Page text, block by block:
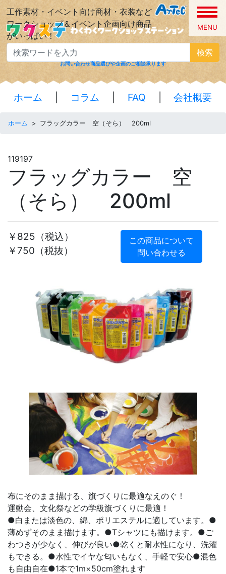
工作素材・イベント向け商材・衣装など
ワークショップ＆イベント企画向け商品
がいっぱい！
MENU
検索
お問い合わせ商品選びや企画のご相談承ります
ホーム コラム FAQ 会社概要
ホーム > フラッグカラー 空（そら） 200ml
119197
フラッグカラー 空
（そら） 200ml
￥825 （税込）
￥750（税抜）
この商品について
問い合わせる
布にそのまま描ける、旗づくりに最適なえのぐ！
運動会、文化祭などの学級旗づくりに最適！
●白または淡色の、綿、ポリエステルに適しています。●
薄めずそのまま描けます。●Tシャツにも描けます。●ご
わつきが少なく、伸びが良い●乾くと耐水性になり、洗濯
もできる。●水性でイヤな匂いもなく、手軽で安心●混色
も自由自在●1本で1m×50cm塗れます